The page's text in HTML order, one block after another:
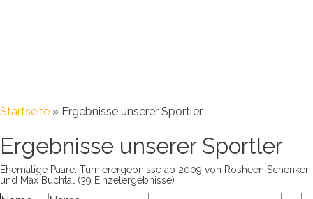
Startseite » Ergebnisse unserer Sportler
Ergebnisse unserer Sportler
Ehemalige Paare: Turnierergebnisse ab 2009 von Rosheen Schenker
und Max Buchtal (39 Einzelergebnisse)